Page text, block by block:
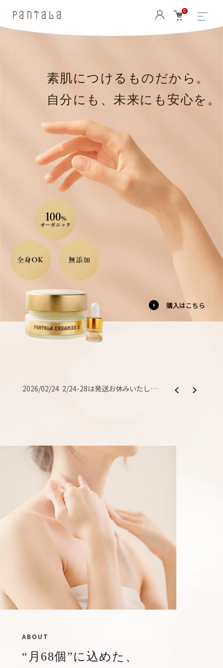
0
素肌につけるものだから。
自分にも、未来にも安心を。
購入はこちら
2026/02/24 2/24-28は発送お休みいたします。 2025/12/26
ABOUT
“月68個”に込めた、